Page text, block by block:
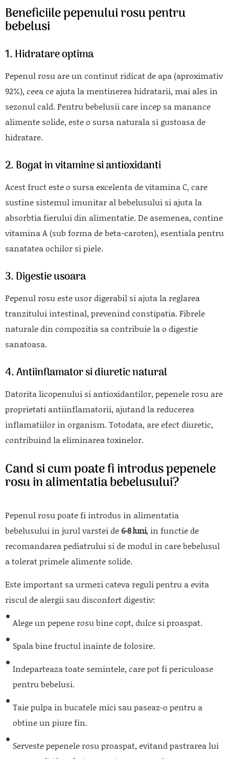
Beneficiile pepenului rosu pentru
bebelusi
1. Hidratare optima
Pepenul rosu are un continut ridicat de apa (aproximativ
92%), ceea ce ajuta la mentinerea hidratarii, mai ales in
sezonul cald. Pentru bebelusii care incep sa manance
alimente solide, este o sursa naturala si gustoasa de
hidratare.
2. Bogat in vitamine si antioxidanti
Acest fruct este o sursa excelenta de vitamina C, care
sustine sistemul imunitar al bebelusului si ajuta la
absorbtia fierului din alimentatie. De asemenea, contine
vitamina A (sub forma de beta-caroten), esentiala pentru
sanatatea ochilor si piele.
3. Digestie usoara
Pepenul rosu este usor digerabil si ajuta la reglarea
tranzitului intestinal, prevenind constipatia. Fibrele
naturale din compozitia sa contribuie la o digestie
sanatoasa.
4. Antiinflamator si diuretic natural
Datorita licopenului si antioxidantilor, pepenele rosu are
proprietati antiinflamatorii, ajutand la reducerea
inflamatiilor in organism. Totodata, are efect diuretic,
contribuind la eliminarea toxinelor.
Cand si cum poate fi introdus pepenele
rosu in alimentatia bebelusului?
Pepenul rosu poate fi introdus in alimentatia
bebelusului in jurul varstei de6-8 luni, in functie de
recomandarea pediatrului si de modul in care bebelusul
a tolerat primele alimente solide.
Este important sa urmezi cateva reguli pentru a evita
riscul de alergii sau disconfort digestiv:
Alege un pepene rosu bine copt, dulce si proaspat.
Spala bine fructul inainte de folosire.
Indeparteaza toate semintele, care pot fi periculoase
pentru bebelusi.
Taie pulpa in bucatele mici sau paseaz-o pentru a
obtine un piure fin.
Serveste pepenele rosu proaspat, evitand pastrarea lui